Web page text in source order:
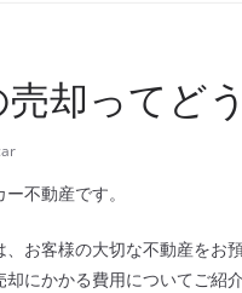
却ってど
不動産です。
お客様の大切な不動産をお
にかかる費用についてご紹介